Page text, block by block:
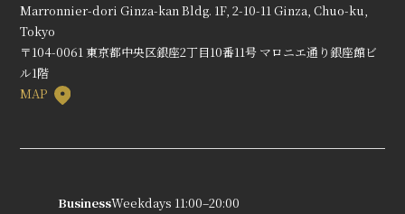
Marronnier-dori Ginza-kan Bldg. 1F, 2-10-11 Ginza, Chuo-ku,
Tokyo
〒104-0061 東京都中央区銀座2丁目10番11号 マロニエ通り銀座館ビ
ル1階
MAP
BusinessWeekdays 11:00–20:00